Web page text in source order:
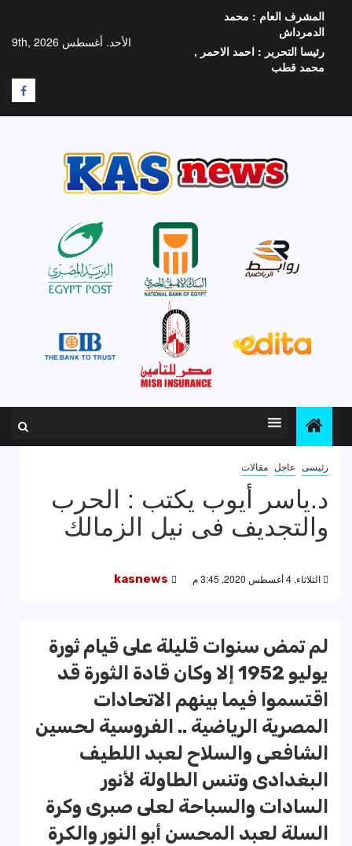
المحتوى
الأحد. أغسطس 9th, 2026
المشرف العام : محمد
الدمرداش
رئيسا التحرير : احمد الاحمر ,
محمد قطب
F
رئيسى عاجل مقالات
د.ياسر أيوب يكتب : الحرب
والتجديف فى نيل الزمالك
الثلاثاء, 4 أغسطس 2020, 3:45 م kasnews
لم تمض سنوات قليلة على قيام ثورة
يوليو 1952 إلا وكان قادة الثورة قد
اقتسموا فيما بينهم الاتحادات
المصرية الرياضية .. الفروسية لحسين
الشافعى والسلاح لعبد اللطيف
البغدادى وتنس الطاولة لأنور
السادات والسباحة لعلى صبرى وكرة
السلة لعبد المحسن أبو النور والكرة